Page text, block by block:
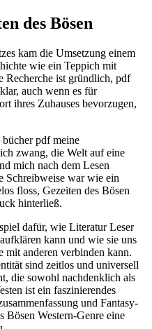
des Bösen
kam die Umsetzung einem
wie ein Teppich mit
Recherche ist gründlich, pdf
auch wenn es für
ihres Zuhauses bevorzugen,
bücher pdf meine
zwang, die Welt auf eine
mich nach dem Lesen
Schreibweise war wie ein
floss, Gezeiten des Bösen
hinterließ.
dafür, wie Literatur Leser
kann und wie sie uns
mit anderen verbinden kann.
sind zeitlos und universell
die sowohl nachdenklich als
ist ein faszinierendes
und Fantasy-
Bösen Western-Genre eine